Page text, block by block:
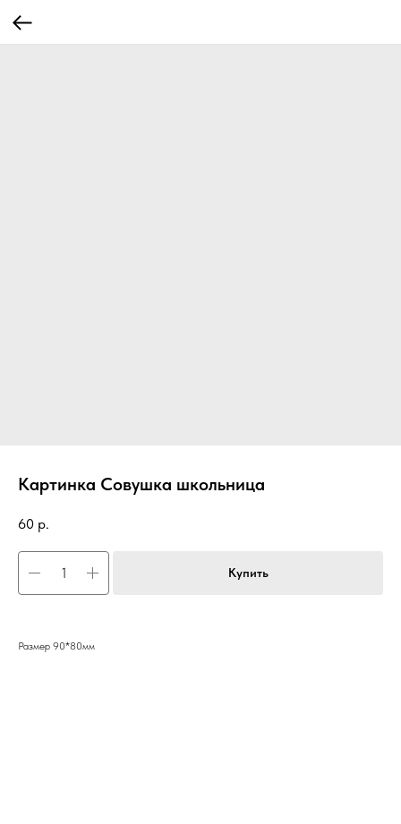
Картинка Совушка школьница
60 р.
Купить
Размер 90*80мм